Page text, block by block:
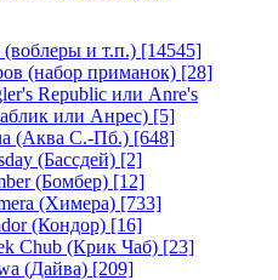
и т.п.) [14545]
(набор приманок) [28]
Republic или Anre's
или Анрес) [5]
(Аква С.-Пб.) [648]
(Бассдей) [2]
(Бомбер) [12]
(Химера) [733]
(Кондор) [16]
Chub (Крик Чаб) [23]
(Дайва) [209]